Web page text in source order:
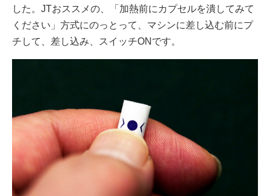
した。JTおススメの、「加熱前にカプセルを潰してみて
ください」方式にのっとって、マシンに差し込む前にプ
チして、差し込み、スイッチONです。